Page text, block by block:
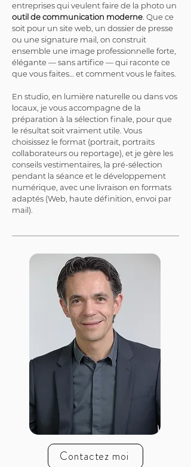
entreprises qui veulent faire de la photo un
outil de communication moderne . Que ce
soit pour un site web, un dossier de presse
ou une signature mail, on construit
ensemble une image professionnelle forte,
élégante — sans artifice — qui raconte ce
que vous faites… et comment vous le faites.
En studio, en lumière naturelle ou dans vos
locaux, je vous accompagne de la
préparation à la sélection finale, pour que
le résultat soit vraiment utile. Vous
choisissez le format (portrait, portraits
collaborateurs ou reportage), et je gère les
conseils vestimentaires, la pré-sélection
pendant la séance et le développement
numérique, avec une livraison en formats
adaptés (Web, haute définition, envoi par
mail).
Contactez moi